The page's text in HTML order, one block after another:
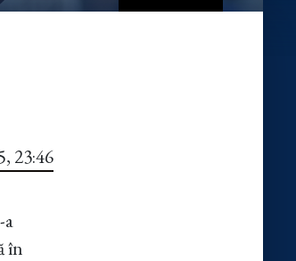
23:46
a
în